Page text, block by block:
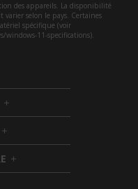
des appareils. La disponibilité
selon le pays. Certaines
spécifique (voir
11-specifications).
h
i
d
d
e
n
h
i
d
d
h
i